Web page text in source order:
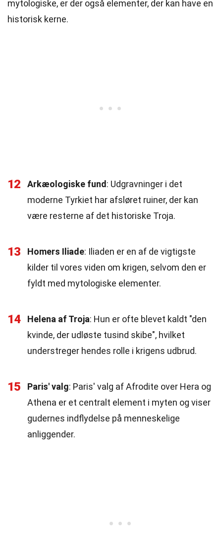
mytologiske, er der også elementer, der kan have en
historisk kerne.
12 Arkæologiske fund : Udgravninger i det
moderne Tyrkiet har afsløret ruiner, der kan
være resterne af det historiske Troja.
13 Homers Iliade: Iliaden er en af de vigtigste
kilder til vores viden om krigen, selvom den er
fyldt med mytologiske elementer.
14 Helena af Troja: Hun er ofte blevet kaldt "den
kvinde, der udløste tusind skibe", hvilket
understreger hendes rolle i krigens udbrud.
15 Paris' valg: Paris' valg af Afrodite over Hera og
Athena er et centralt element i myten og viser
gudernes indflydelse på menneskelige
anliggender.